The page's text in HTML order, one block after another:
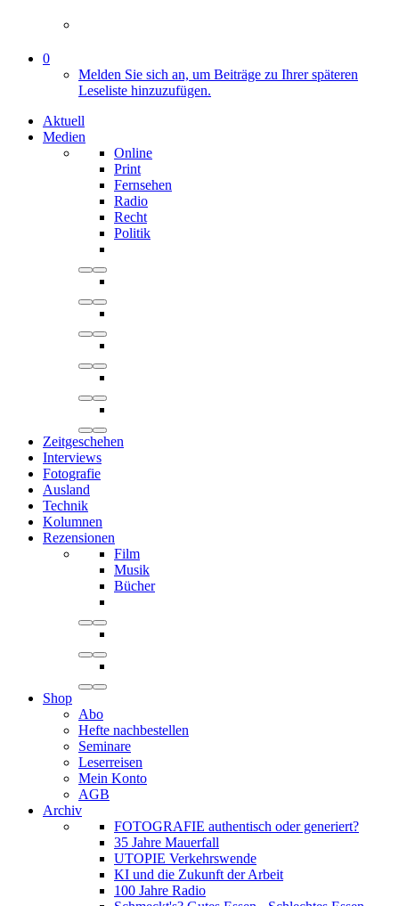
0
Melden Sie sich an, um Beiträge zu Ihrer späteren
Leseliste hinzuzufügen.
Aktuell
Medien
Online
Print
Fernsehen
Radio
Recht
Politik
Zeitgeschehen
Interviews
Fotografie
Ausland
Technik
Kolumnen
Rezensionen
Film
Musik
Bücher
Shop
Abo
Hefte nachbestellen
Seminare
Leserreisen
Mein Konto
AGB
Archiv
FOTOGRAFIE authentisch oder generiert?
35 Jahre Mauerfall
UTOPIE Verkehrswende
KI und die Zukunft der Arbeit
100 Jahre Radio